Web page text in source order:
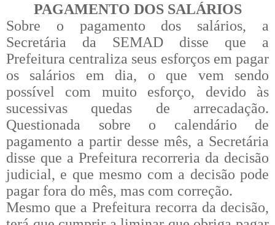
PAGAMENTO DOS SALÁRIOS
Sobre o pagamento dos salários, a
Secretária da SEMAD disse que a
Prefeitura centraliza seus esforços em pagar
os salários em dia, o que vem sendo
possível com muito esforço, devido às
sucessivas quedas de arrecadação.
Questionada sobre o calendário de
pagamento a partir desse mês, a Secretária
disse que a Prefeitura recorreria da decisão
judicial, e que mesmo com a decisão pode
pagar fora do mês, mas com correção.
Mesmo que a Prefeitura recorra da decisão,